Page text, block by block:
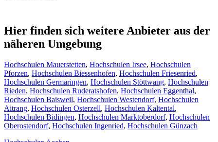
Hier finden sich weitere Anbieter aus der
näheren Umgebung
Hochschulen Mauerstetten, Hochschulen Irsee, Hochschulen
Pforzen, Hochschulen Biessenhofen, Hochschulen Friesenried,
Hochschulen Germaringen, Hochschulen Stöttwang, Hochschulen
Rieden, Hochschulen Ruderatshofen, Hochschulen Eggenthal,
Hochschulen Baisweil, Hochschulen Westendorf, Hochschulen
Aitrang, Hochschulen Osterzell, Hochschulen Kaltental,
Hochschulen Bidingen, Hochschulen Marktoberdorf, Hochschulen
Oberostendorf, Hochschulen Ingenried, Hochschulen Günzach